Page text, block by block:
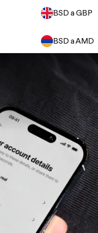
BSD a GBP
BSD a AMD